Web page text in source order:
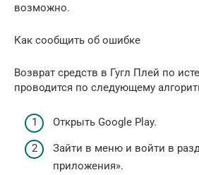
возможно.
Как сообщить об ошибке
Возврат средств в Гугл Плей по
проводится по следующему
Открыть Google Play.
Зайти в меню и войти в
приложения».